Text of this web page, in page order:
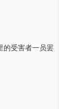
的受害者一员罢